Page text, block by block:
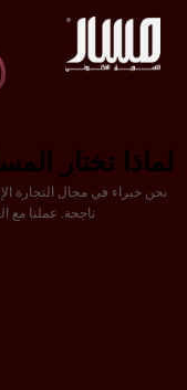
لماذا تختار
نحن خبراء في مجال التجارة
ناجحة. عملنا مع